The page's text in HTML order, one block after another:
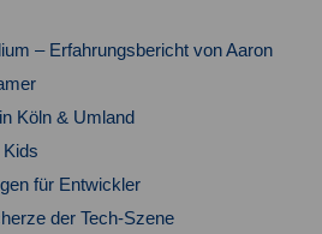
– Erfahrungsbericht von Aaron
Köln & Umland
Kids
für Entwickler
der Tech-Szene